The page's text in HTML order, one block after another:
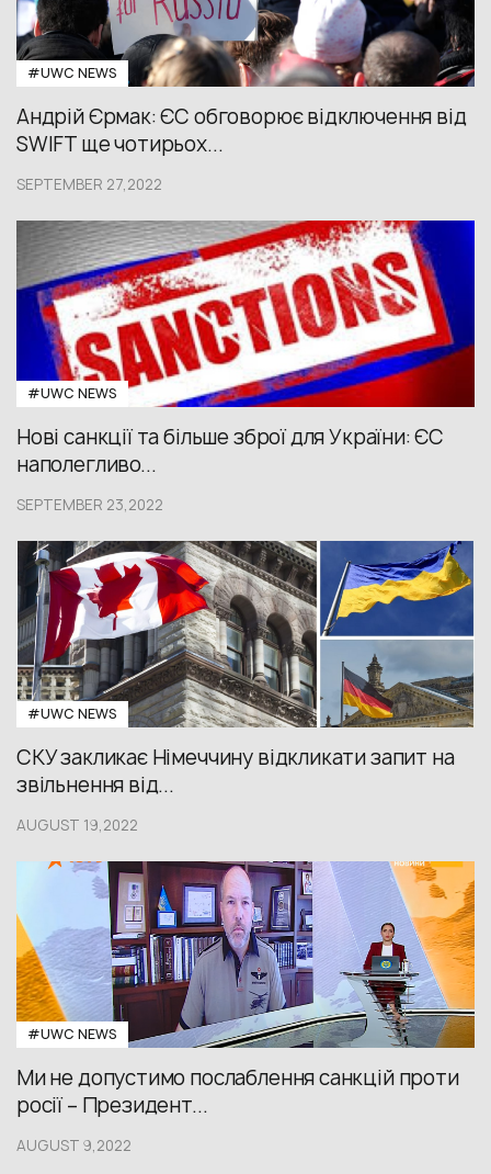
#UWС NEWS
Андрій Єрмак: ЄС обговорює відключення від
SWIFT ще чотирьох...
SEPTEMBER 27,2022
#UWС NEWS
Нові санкції та більше зброї для України: ЄС
наполегливо...
SEPTEMBER 23,2022
#UWС NEWS
СКУ закликає Німеччину відкликати запит на
звільнення від...
AUGUST 19,2022
#UWС NEWS
Ми не допустимо послаблення санкцій проти
росії – Президент...
AUGUST 9,2022